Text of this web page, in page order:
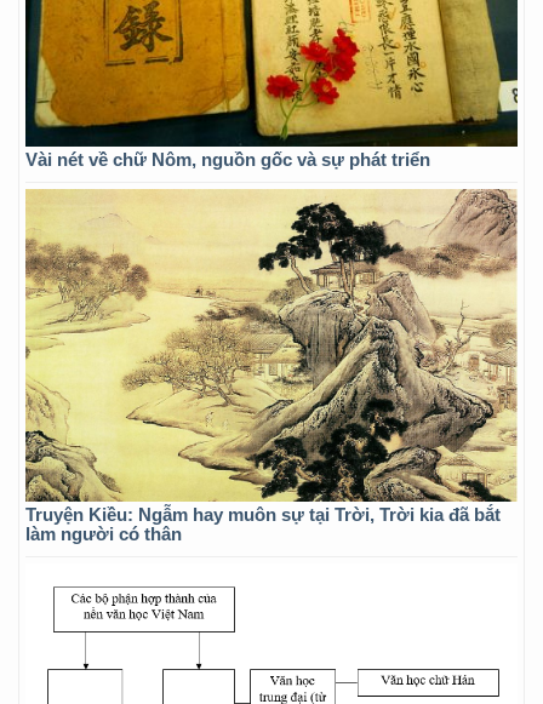
Vài nét về chữ Nôm, nguồn gốc và sự phát triển
Truyện Kiều: Ngẫm hay muôn sự tại Trời, Trời kia đã bắt
làm người có thân